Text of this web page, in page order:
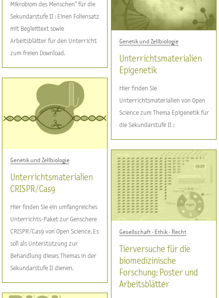
Mikrobiom des Menschen" für die
Sekundarstufe II : Einen Foliensatz
mit Begleittext sowie
Arbeitsblätter für den Unterricht
zum freien Download.
Genetik und Zellbiologie
Unterrichtsmaterialien
Epigenetik
Hier finden Sie
Unterrichtsmaterialien von Open
Science zum Thema Epigenetik für
die Sekundarstufe II :
Genetik und Zellbiologie
Unterrichtsmaterialien
CRISPR / Cas9
Hier finden Sie ein umfangreiches
Unterrichts-Paket zur Genschere
CRISPR/Cas9 von Open Science. Es
soll als Unterstützung zur
Behandlung dieses Themas in der
Sekundarstufe II dienen.
Gesellschaft - Ethik - Recht
Tierversuche für die
biomedizinische
Forschung: Poster und
Arbeitsblätter